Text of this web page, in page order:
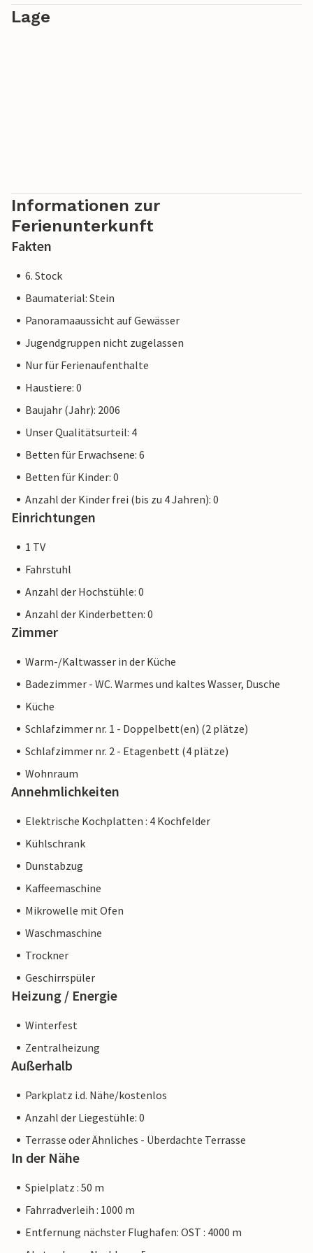
Lage
Informationen zur
Ferienunterkunft
Fakten
6. Stock
Baumaterial: Stein
Panoramaaussicht auf Gewässer
Jugendgruppen nicht zugelassen
Nur für Ferienaufenthalte
Haustiere: 0
Baujahr (Jahr): 2006
Unser Qualitätsurteil: 4
Betten für Erwachsene: 6
Betten für Kinder: 0
Anzahl der Kinder frei (bis zu 4 Jahren): 0
Einrichtungen
1 TV
Fahrstuhl
Anzahl der Hochstühle: 0
Anzahl der Kinderbetten: 0
Zimmer
Warm-/Kaltwasser in der Küche
Badezimmer - WC. Warmes und kaltes Wasser, Dusche
Küche
Schlafzimmer nr. 1 - Doppelbett(en) (2 plätze)
Schlafzimmer nr. 2 - Etagenbett (4 plätze)
Wohnraum
Annehmlichkeiten
Elektrische Kochplatten : 4 Kochfelder
Kühlschrank
Dunstabzug
Kaffeemaschine
Mikrowelle mit Ofen
Waschmaschine
Trockner
Geschirrspüler
Heizung / Energie
Winterfest
Zentralheizung
Außerhalb
Parkplatz i.d. Nähe/kostenlos
Anzahl der Liegestühle: 0
Terrasse oder Ähnliches - Überdachte Terrasse
In der Nähe
Spielplatz : 50 m
Fahrradverleih : 1000 m
Entfernung nächster Flughafen: OST : 4000 m